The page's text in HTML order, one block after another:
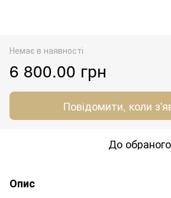
Немає в наявності
6 800.00 грн
Повідомити, коли
До обраного
Опис